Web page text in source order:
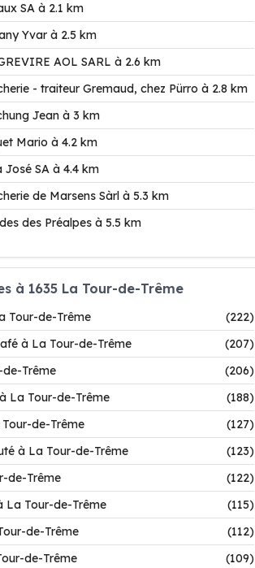
SA à 2.1 km
Yvar à 2.5 km
AOL SARL à 2.6 km
- traiteur Gremaud, chez Pürro à 2.8 km
Jean à 3 km
Mario à 4.2 km
José SA à 4.4 km
de Marsens Sàrl à 5.3 km
des Préalpes à 5.5 km
à 1635 La Tour-de-Trême
Tour-de-Trême
(222)
à La Tour-de-Trême
(207)
Trême
(206)
La Tour-de-Trême
(188)
de-Trême
(127)
à La Tour-de-Trême
(123)
de-Trême
(122)
La Tour-de-Trême
(115)
de-Trême
(112)
de-Trême
(109)